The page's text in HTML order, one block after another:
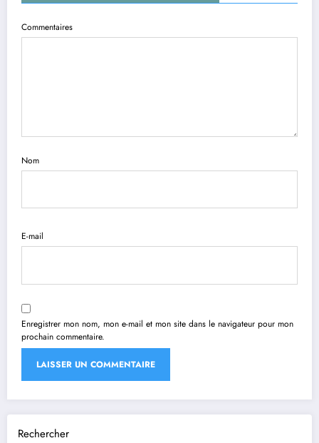
Commentaires
Nom
E-mail
Enregistrer mon nom, mon e-mail et mon site dans le navigateur pour mon
prochain commentaire.
Rechercher